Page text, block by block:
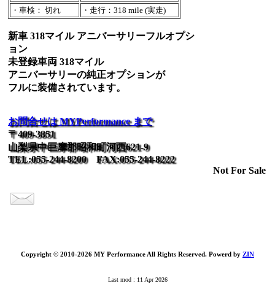
・車検： 切れ
・走行：318 mile (実走)
新車 318マイル アニバーサリーフルオプシ
ョン
未登録車両 318マイル
アニバーサリーの純正オプションが
フルに装備されています。
お問合せは MYPerformance まで
〒409-3851
山梨県中巨摩郡昭和町河西621-9
TEL:055-244-8200 FAX:055-244-8222
Not For Sale
Copyright © 2010-2026 MY Performance All Rights Reserved. Powerd by ZIN
Last mod : 11 Apr 2026